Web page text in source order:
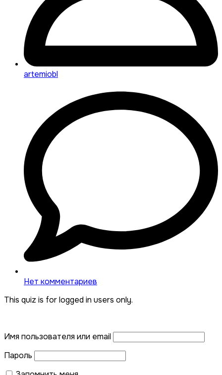
artemiobl
Нет комментариев
This quiz is for logged in users only.
Имя пользователя или email
Пароль